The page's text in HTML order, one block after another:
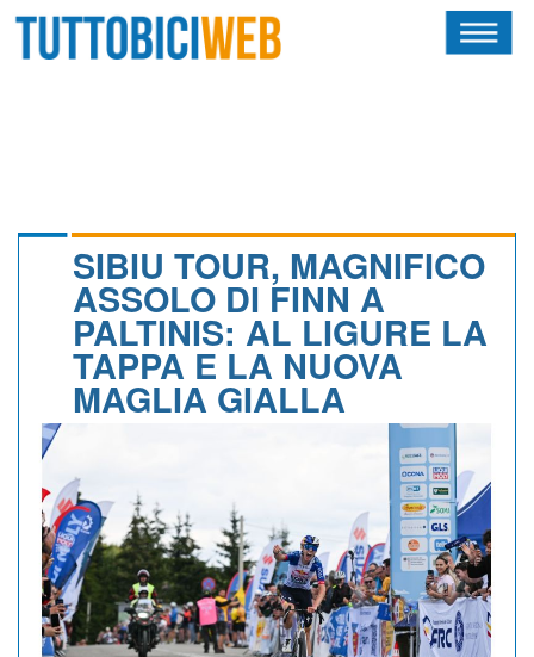
CALENDARIO
ALBI D'ORO
NEWSLETTER
SIBIU TOUR, MAGNIFICO
ASSOLO DI FINN A
PALTINIS: AL LIGURE LA
TAPPA E LA NUOVA
MAGLIA GIALLA